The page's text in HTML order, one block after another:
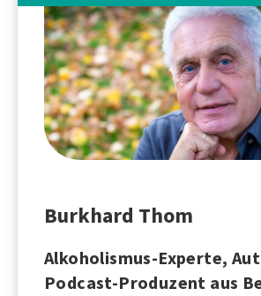
Burkhard Thom
Alkoholismus-Experte,
Podcast-Produzent aus